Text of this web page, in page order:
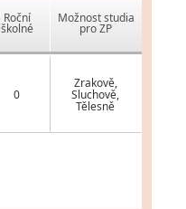
Roční
školné
Možnost studia
pro ZP
0
Zrakově,
Sluchově,
Tělesně